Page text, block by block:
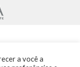
a você a